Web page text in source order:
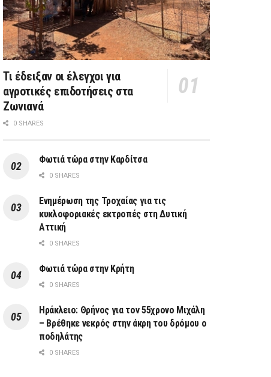
Τι έδειξαν οι έλεγχοι για
αγροτικές επιδοτήσεις στα
Ζωνιανά
0 SHARES
Φωτιά τώρα στην Καρδίτσα
0 SHARES
Ενημέρωση της Τροχαίας για τις
κυκλοφοριακές εκτροπές στη Δυτική
Αττική
0 SHARES
Φωτιά τώρα στην Κρήτη
0 SHARES
Ηράκλειο: Θρήνος για τον 55χρονο Μιχάλη
– Βρέθηκε νεκρός στην άκρη του δρόμου ο
ποδηλάτης
0 SHARES